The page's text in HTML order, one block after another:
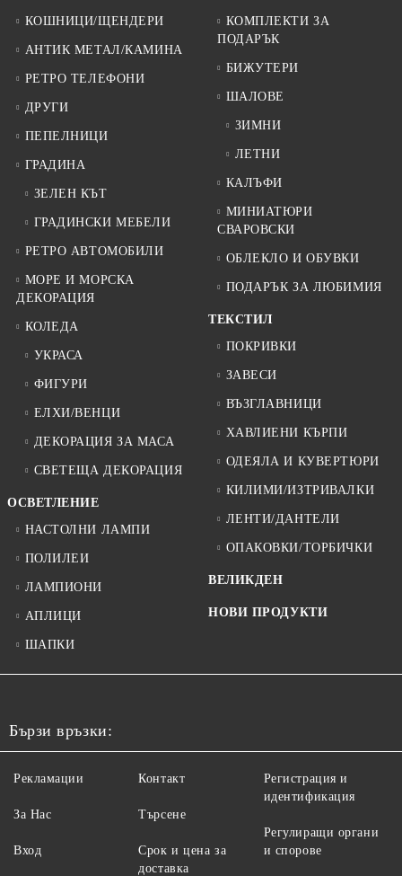
КОШНИЦИ/ЩЕНДЕРИ
АНТИК МЕТАЛ/КАМИНА
РЕТРО ТЕЛЕФОНИ
ДРУГИ
ПЕПЕЛНИЦИ
ГРАДИНА
ЗЕЛЕН КЪТ
ГРАДИНСКИ МЕБЕЛИ
РЕТРО АВТОМОБИЛИ
МОРЕ И МОРСКА
ДЕКОРАЦИЯ
КОЛЕДА
УКРАСА
ФИГУРИ
ЕЛХИ/ВЕНЦИ
ДЕКОРАЦИЯ ЗА МАСА
СВЕТЕЩА ДЕКОРАЦИЯ
ОСВЕТЛЕНИЕ
НАСТОЛНИ ЛАМПИ
ПОЛИЛЕИ
ЛАМПИОНИ
АПЛИЦИ
ШАПКИ
КОМПЛЕКТИ ЗА
ПОДАРЪК
БИЖУТЕРИ
ШАЛОВЕ
ЗИМНИ
ЛЕТНИ
КАЛЪФИ
МИНИАТЮРИ
СВАРОВСКИ
ОБЛЕКЛО И ОБУВКИ
ПОДАРЪК ЗА ЛЮБИМИЯ
ТЕКСТИЛ
ПОКРИВКИ
ЗАВЕСИ
ВЪЗГЛАВНИЦИ
ХАВЛИЕНИ КЪРПИ
ОДЕЯЛА И КУВЕРТЮРИ
КИЛИМИ/ИЗТРИВАЛКИ
ЛЕНТИ/ДАНТЕЛИ
ОПАКОВКИ/ТОРБИЧКИ
ВЕЛИКДЕН
НОВИ ПРОДУКТИ
Бързи връзки:
Рекламации
За Нас
Вход
Контакт
Търсене
Срок и цена за
доставка
Регистрация и
идентификация
Регулиращи органи
и спорове